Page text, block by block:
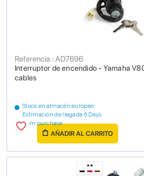
Interruptor de encendido - Yamaha
cables
Referencia : AD7696
Stock en almacén europeo
Estimación de llegada 6 Days
from purchase
AÑADIR AL CARRITO